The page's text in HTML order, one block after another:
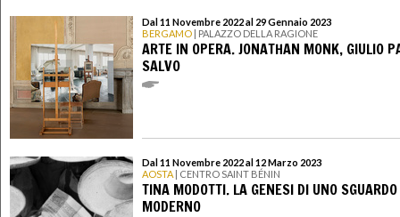
Dal 11 Novembre 2022 al 29 Gennaio 2023
BERGAMO | PALAZZO DELLA RAGIONE
ARTE IN OPERA. JONATHAN MONK, GIULIO
SALVO
Dal 11 Novembre 2022 al 12 Marzo 2023
AOSTA | CENTRO SAINT BÉNIN
TINA MODOTTI. LA GENESI DI UNO SGUARDO
MODERNO